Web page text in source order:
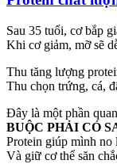
Sau 35 tuổi, cơ bắp
Khi cơ giảm, mỡ sẽ
Thu tăng lượng
Thu chọn trứng, cá,
Đây là một phần
BUỘC PHẢI CÓ
Protein giúp mình no
Và giữ cơ thể săn